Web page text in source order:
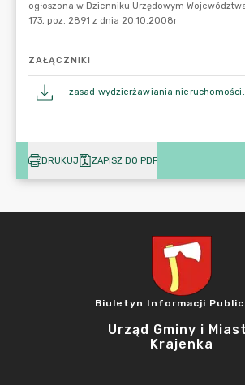
ZAŁĄCZNIKI
zasad wydzierżawiania
DRUKUJ ZAPISZ DO PDF
Biuletyn Informacji
Urząd Gminy i
Krajenka